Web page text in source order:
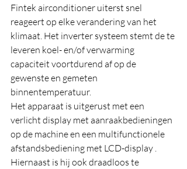
Fintek airconditioner uiterst snel
reageert op elke verandering van het
klimaat. Het inverter systeem stemt de te
leveren koel- en/of verwarming
capaciteit voortdurend af op de
gewenste en gemeten
binnentemperatuur.
Het apparaat is uitgerust met een
verlicht display met aanraakbedieningen
op de machine en een multifunctionele
afstandsbediening met LCD-display .
Hiernaast is hij ook draadloos te